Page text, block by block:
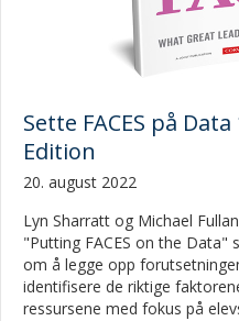
Sette FACES på
Edition
20. august 2022
Lyn Sharratt og Michael
"Putting FACES on the Data"
om å legge opp
identifisere de riktige
ressursene med fokus på